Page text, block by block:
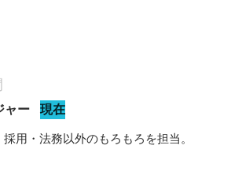
ャー 現在
用・法務以外のもろもろを担当。